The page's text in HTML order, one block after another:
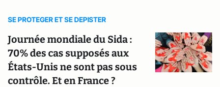
SE PROTEGER ET SE DEPISTER
Journée mondiale du Sida :
70% des cas supposés aux
États-Unis ne sont pas sous
contrôle. Et en France ?